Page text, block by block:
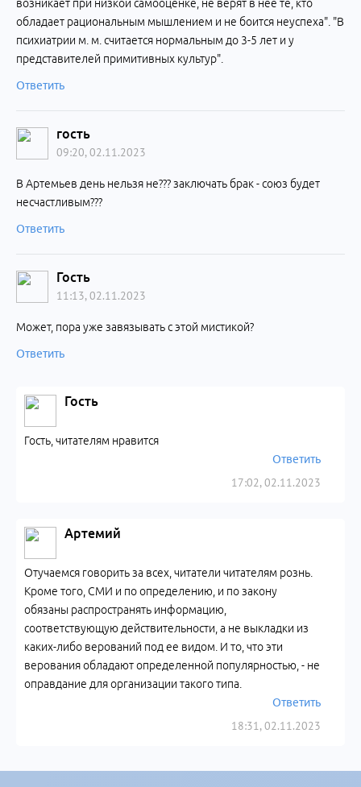
возникает при низкой самооценке, не верят в нее те, кто
обладает рациональным мышлением и не боится неуспеха". "В
психиатрии м. м. считается нормальным до 3-5 лет и у
представителей примитивных культур".
Ответить
гость
09:20, 02.11.2023
В Артемьев день нельзя не??? заключать брак - союз будет
несчастливым???
Ответить
Гость
11:13, 02.11.2023
Может, пора уже завязывать с этой мистикой?
Ответить
Гость
17:02, 02.11.2023
Гость, читателям нравится
Ответить
Артемий
18:31, 02.11.2023
Отучаемся говорить за всех, читатели читателям рознь.
Кроме того, СМИ и по определению, и по закону
обязаны распространять информацию,
соответствующую действительности, а не выкладки из
каких-либо верований под ее видом. И то, что эти
верования обладают определенной популярностью, - не
оправдание для организации такого типа.
Ответить